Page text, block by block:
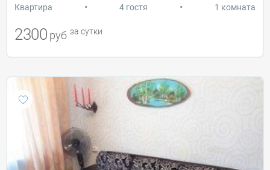
Квартира • 4 гостя • 1 комната
2300 руб за сутки